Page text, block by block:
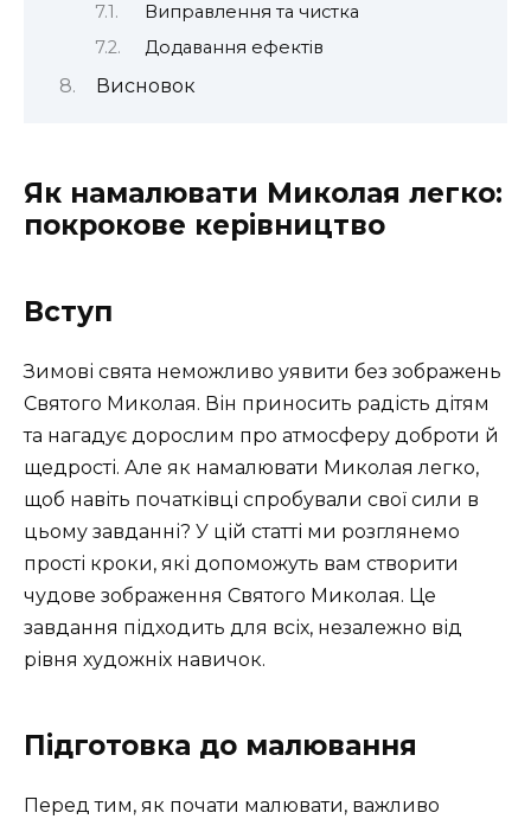
Виправлення та чистка
Додавання ефектів
Висновок
Як намалювати Миколая легко:
покрокове керівництво
Вступ
Зимові свята неможливо уявити без зображень
Святого Миколая. Він приносить радість дітям
та нагадує дорослим про атмосферу доброти й
щедрості. Але як намалювати Миколая легко,
щоб навіть початківці спробували свої сили в
цьому завданні? У цій статті ми розглянемо
прості кроки, які допоможуть вам створити
чудове зображення Святого Миколая. Це
завдання підходить для всіх, незалежно від
рівня художніх навичок.
Підготовка до малювання
Перед тим, як почати малювати, важливо